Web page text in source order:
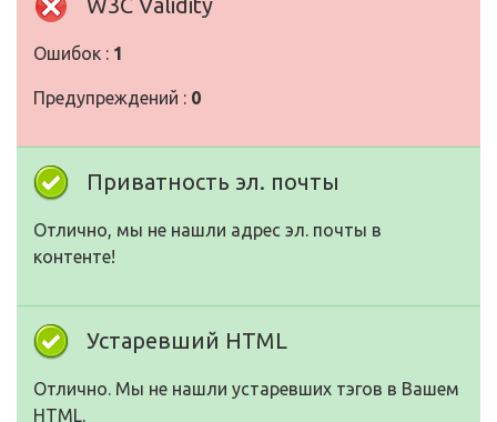
Ошибок : 1
Предупреждений : 0
Приватность эл. почты
Отлично, мы не нашли адрес эл. почты в
контенте!
Устаревший HTML
Отлично. Мы не нашли устаревших тэгов в Вашем
HTML.